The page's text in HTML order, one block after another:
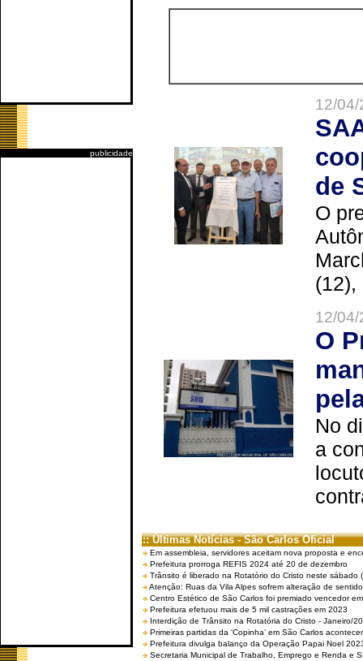
publicidade
12/
de
O
(12),
12/
O
No
a
:: Últimas Notícias - São Carlos Oficial
Em assembleia, servidores aceitam nova proposta e
Prefeitura prorroga REFIS 2024 até 20 de dezembro
Trânsito é liberado na Rotatório do Cristo neste sábado
Atenção: Ruas da Vila Alpes sofrem alteração de
Centro Estético de São Carlos foi premiado vencedor
Prefeitura efetuou mais de 5 mil castrações em 2023
Interdição de Trânsito na Rotatória do Cristo - Janeiro/
Primeiras partidas da ‘Copinha’ em São Carlos
Prefeitura divulga balanço da Operação Papai Noel
Secretaria Municipal de Trabalho, Emprego e Renda e